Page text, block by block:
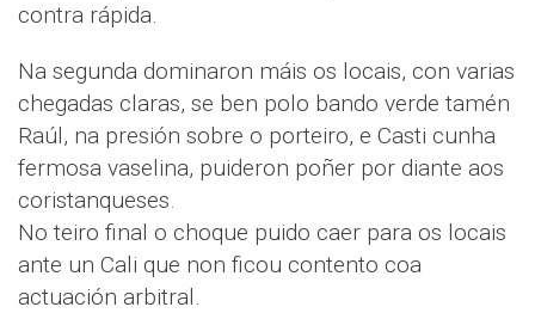
contra rápida.
Na segunda dominaron máis os locais, con varias
chegadas claras, se ben polo bando verde tamén
Raúl, na presión sobre o porteiro, e Casti cunha
fermosa vaselina, puideron poñer por diante aos
coristanqueses.
No teiro final o choque puido caer para os locais
ante un Cali que non ficou contento coa
actuación arbitral.